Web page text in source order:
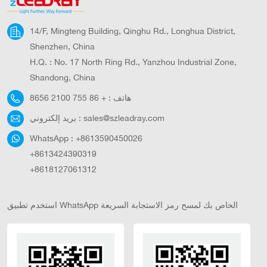
والأوساخ والحطام، والحفاظ على المظهر نظيفًا. خلال موسم
الأمطار، من الضروري بشكل خاص الاهتمام بإجراءات مقاومة
الماء لمصابيح الشوارع الشمسية لضمان التشغيل الآمن لأنظمة
الدوائر والمكونات الإلكترونية. تجدر الإشارة إلى أن متطلبات
الشمسية، لذا يُنصح باتباع تعليمات ومتطلبات الصيانة المُقدمة من
الشركة المُصنعة. إذا لزم الأمر، يُمكنك استشارة مُختص أو مُورّد
مصابيح الشوارع الشمسية للحصول على إرشادات صيانة أكثر
14/F, Mingteng Building, Qinghu Rd., Longhua District,
Shenzhen, China
H.Q. : No. 17 North Ring Rd., Yanzhou Industrial Zone,
Shandong, China
هاتف : + 86 755 2100 8656
بريد إلكتروني : sales@szleadray.com
WhatsApp : +8613590450026
+8613424390319
+8618127061312
استخدم تطبيق WhatsApp الخاص بك لمسح رمز الاستجابة السريعة